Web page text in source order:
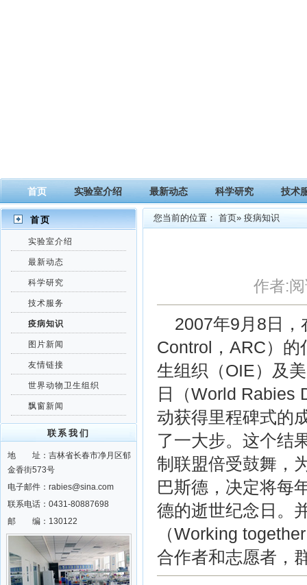
首页 实验室介绍 最新动态 科学研究 技术
首页
实验室介绍
最新动态
科学研究
技术服务
疫病知识
图片新闻
友情链接
世界动物卫生组织
飘窗新闻
联系我们
地 址：吉林省长春市净月区郁
金香街573号
电子邮件：rabies@sina.com
联系电话：0431-80887698
邮 编：130122
您当前的位置： 首页» 疫病知识
作者:
2007年9月8日
Control，ARC）
生组织（OIE）及
日（World Rabies
动获得里程碑式的
了一大步。这个结
制联盟倍受鼓舞，
巴斯德，决定将每
德的逝世纪念日。
（Working
合作者和志愿者，